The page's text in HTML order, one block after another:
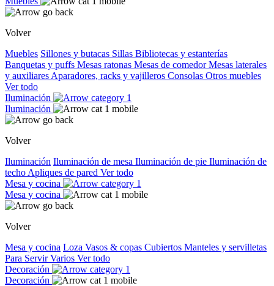
Volver
Muebles Sillones y butacas Sillas Bibliotecas y estanterías
Banquetas y puffs Mesas ratonas Mesas de comedorMesas laterales
y auxiliares Aparadores, racks y vajilleros Consolas Otros muebles
Ver todo
Iluminación
Iluminación
Volver
Iluminación Iluminación de mesa Iluminación de pie Iluminación de
techo Apliques de pared Ver todo
Mesa y cocina
Mesa y cocina
Volver
Mesa y cocina Loza Vasos & copas Cubiertos Manteles y servilletas
Para ServirVarios Ver todo
Decoración
Decoración